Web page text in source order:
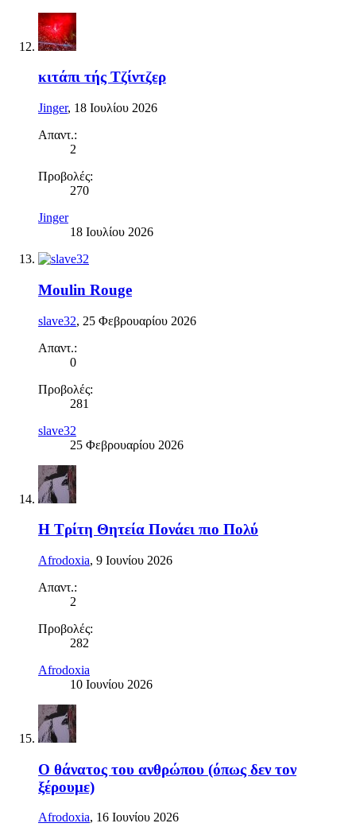
κιτάπι τής Τζίντζερ
Jinger, 18 Ιουλίου 2026
Απαντ.:
2
Προβολές:
270
Jinger
18 Ιουλίου 2026
Moulin Rouge
slave32, 25 Φεβρουαρίου 2026
Απαντ.:
0
Προβολές:
281
slave32
25 Φεβρουαρίου 2026
Η Τρίτη Θητεία Πονάει πιο Πολύ
Afrodoxia, 9 Ιουνίου 2026
Απαντ.:
2
Προβολές:
282
Afrodoxia
10 Ιουνίου 2026
Ο θάνατος του ανθρώπου (όπως δεν τον
ξέρουμε)
Afrodoxia, 16 Ιουνίου 2026